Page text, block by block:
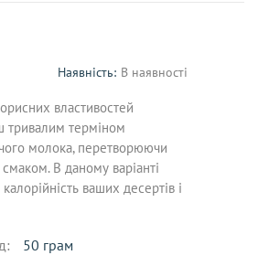
Наявність: В наявності
властивостей
тривалим терміном
молока, перетворюючи
В даному варіанті
ваших десертів і
50 грам